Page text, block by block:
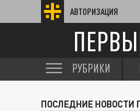
АВТОРИЗАЦИЯ
РУБРИКИ
ПОСЛЕДНИЕ НОВОСТИ